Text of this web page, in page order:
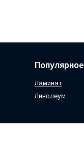
Популярное
Ламинат
Линолеум